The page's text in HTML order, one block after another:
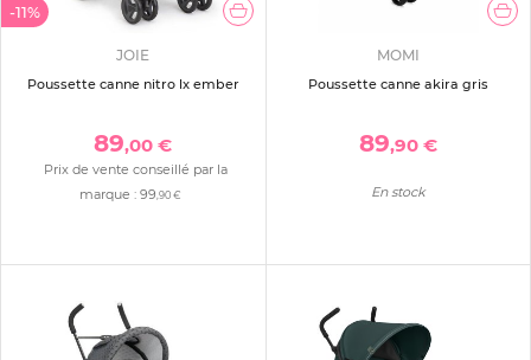
-11%
JOIE
Poussette canne nitro lx ember
89,00 €
Prix de vente conseillé par la
marque :99,90 €
MOMI
Poussette canne akira gris
89,90 €
En stock